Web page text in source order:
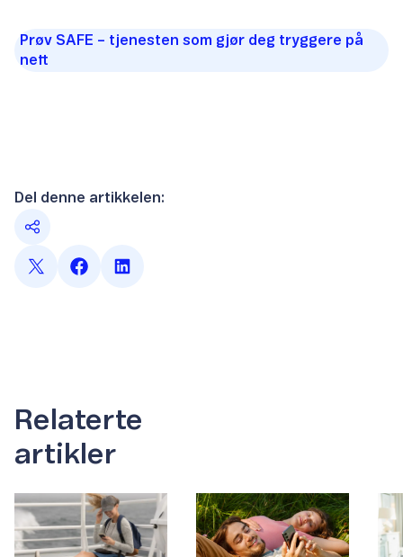
Prøv SAFE – tjenesten som gjør deg tryggere på
nett
Del denne artikkelen:
Relaterte
artikler